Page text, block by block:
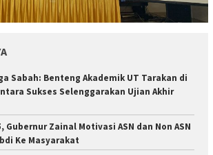
Sabah: Benteng Akademik UT Tarakan di
Sukses Selenggarakan Ujian Akhir
Gubernur Zainal Motivasi ASN dan Non ASN
Ke Masyarakat